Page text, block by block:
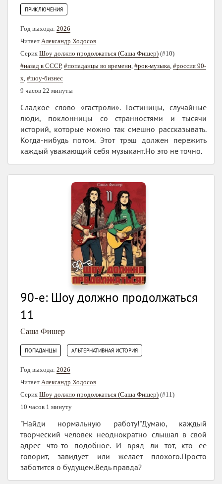
ПРИКЛЮЧЕНИЯ
Год выхода: 2026
Читает Александр Ходосов
Серия Шоу должно продолжаться (Саша Фишер) (#10)
#назад в СССР, #попаданцы во времени #рок-музыка #россия 90-
х #шоу-бизнес
9 часов 22 минуты
Сладкое слово «гастроли». Гостиницы, случайные
люди, поклонницы со странностями и тысячи
историй, которые можно так смешно рассказывать.
Когда-нибудь потом. Этот трэш должен пережить
каждый уважающий себя музыкант.Но это не точно.
90-е: Шоу должно продолжаться
11
Саша Фишер
ПОПАДАНЦЫ АЛЬТЕРНАТИВНАЯ ИСТОРИЯ
Год выхода: 2026
Читает Александр Ходосов
Серия Шоу должно продолжаться (Саша Фишер) (#11)
10 часов 1 минуту
"Найди нормальную работу!"Думаю, каждый
творческий человек неоднократно слышал в свой
адрес что-то подобное. И вряд ли тот, кто ее
говорит, завидует или желает плохого.Просто
заботится о будущем.Ведь правда?